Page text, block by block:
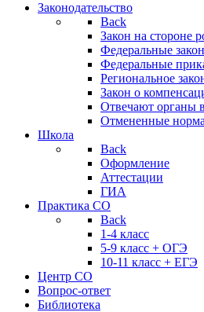
Законодательство
Back
Закон на стороне
Федеральные
Федеральные
Региональное
Закон о
Отвечают органы
Отмененные
Школа
Back
Оформление
Аттестации
ГИА
Практика СО
Back
1-4 класс
5-9 класс + ОГЭ
10-11 класс + ЕГЭ
Центр СО
Вопрос-ответ
Библиотека